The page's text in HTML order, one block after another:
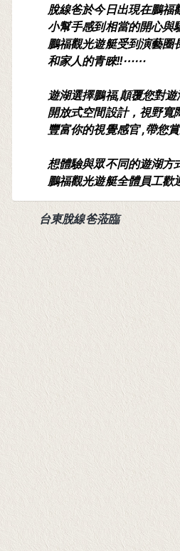
脫線爸於今日出現在鵬福
小幫手感到相當的開心與
鵬福觀光遊艇受到演藝圈
和家人的青睞!!⋯⋯
遊湖選擇鵬福,顛覆您對
開放式空間設計，視野寬
豐富你的視覺感官 ,帶您
想體驗與眾不同的遊湖方
鵬福觀光遊艇全體員工歡
台東脫線爸蒞臨